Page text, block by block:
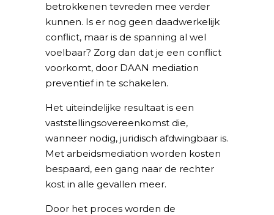
betrokkenen tevreden mee verder
kunnen. Is er nog geen daadwerkelijk
conflict, maar is de spanning al wel
voelbaar? Zorg dan dat je een conflict
voorkomt, door DAAN mediation
preventief in te schakelen.
Het uiteindelijke resultaat is een
vaststellingsovereenkomst die,
wanneer nodig, juridisch afdwingbaar is.
Met arbeidsmediation worden kosten
bespaard, een gang naar de rechter
kost in alle gevallen meer.
Door het proces worden de